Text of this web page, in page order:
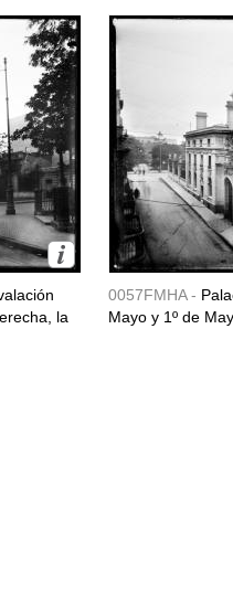
la
0057FMHA -
Mayo y 1º de